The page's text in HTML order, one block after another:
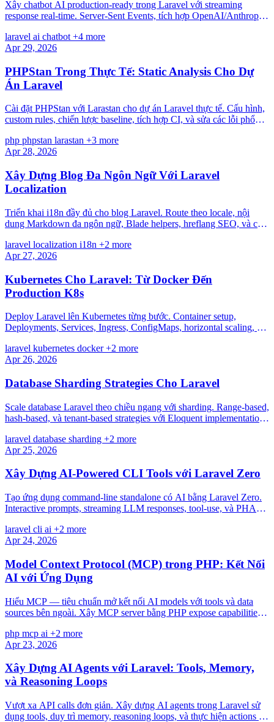
Xây chatbot AI production-ready trong Laravel với streaming
response real-time. Server-Sent Events, tích hợp OpenAI/Anthropic,
cần JavaScript framework.
laravel ai chatbot +4 more
Apr 29, 2026
PHPStan Trong Thực Tế: Static Analysis Cho Dự
Án Laravel
Cài đặt PHPStan với Larastan cho dự án Laravel thực tế. Cấu hình,
custom rules, chiến lược baseline, tích hợp CI, và sửa các lỗi phổ
php phpstan larastan +3 more
Apr 28, 2026
Xây Dựng Blog Đa Ngôn Ngữ Với Laravel
Localization
Triển khai i18n đầy đủ cho blog Laravel. Route theo locale, nội
dung Markdown đa ngôn ngữ, Blade helpers, hreflang SEO, và các
laravel localization i18n +2 more
Apr 27, 2026
Kubernetes Cho Laravel: Từ Docker Đến
Production K8s
Deploy Laravel lên Kubernetes từng bước. Container setup,
Deployments, Services, Ingress, ConfigMaps, horizontal scaling, và
laravel kubernetes docker+2 more
Apr 26, 2026
Database Sharding Strategies Cho Laravel
Scale database Laravel theo chiều ngang với sharding. Range-based,
hash-based, và tenant-based strategies với Eloquent implementations
laravel database sharding +2 more
Apr 25, 2026
Xây Dựng AI-Powered CLI Tools với Laravel Zero
Tạo ứng dụng command-line standalone có AI bằng Laravel Zero.
Interactive prompts, streaming LLM responses, tool-use, và PHAR
laravel cli ai +2 more
Apr 24, 2026
Model Context Protocol (MCP) trong PHP: Kết Nối
AI với Ứng Dụng
Hiểu MCP — tiêu chuẩn mở kết nối AI models với tools và data
sources bên ngoài. Xây MCP server bằng PHP expose capabilities
php mcp ai +2 more
Apr 23, 2026
Xây Dựng AI Agents với Laravel: Tools, Memory,
và Reasoning Loops
Vượt xa API calls đơn giản. Xây dựng AI agents trong Laravel sử
dụng tools, duy trì memory, reasoning loops, và thực hiện actions —